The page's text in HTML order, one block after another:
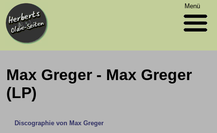
Menü
Max Greger - Max Greger
(LP)
Discographie von Max Greger